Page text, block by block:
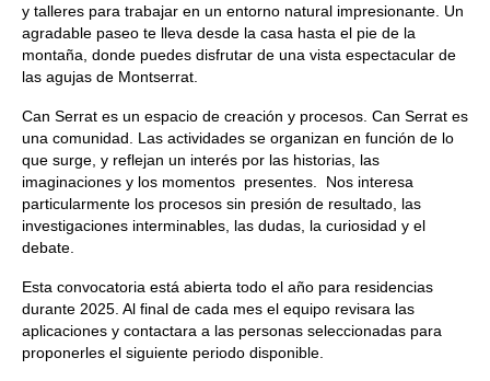
y talleres para trabajar en un entorno natural impresionante. Un
agradable paseo te lleva desde la casa hasta el pie de la
montaña, donde puedes disfrutar de una vista espectacular de
las agujas de Montserrat.
Can Serrat es un espacio de creación y procesos. Can Serrat es
una comunidad. Las actividades se organizan en función de lo
que surge, y reflejan un interés por las historias, las
imaginaciones y los momentos presentes. Nos interesa
particularmente los procesos sin presión de resultado, las
investigaciones interminables, las dudas, la curiosidad y el
debate.
Esta convocatoria está abierta todo el año para residencias
durante 2025. Al final de cada mes el equipo revisara las
aplicaciones y contactara a las personas seleccionadas para
proponerles el siguiente periodo disponible.